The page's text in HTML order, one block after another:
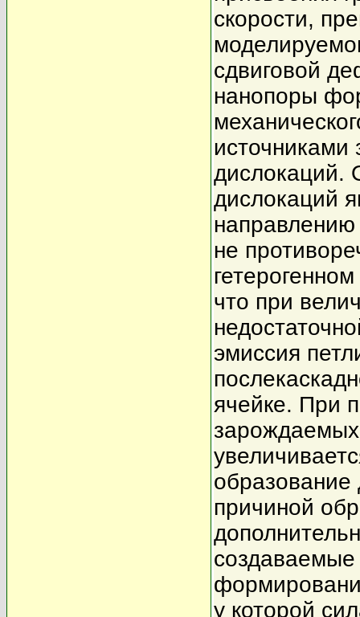
скорости,
сдвиговой
нанопоры
дислокаций.
дислокаций
направлению
не
что при
эмиссия
ячейке. При
причиной
создаваемые
у которой